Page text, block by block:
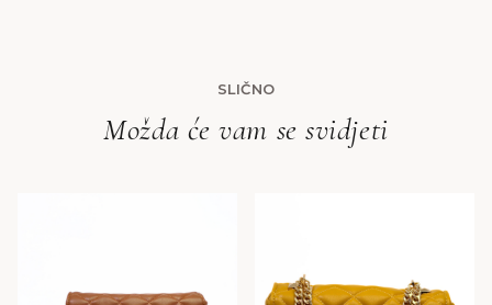
SLIČNO
Možda će vam se svidjeti